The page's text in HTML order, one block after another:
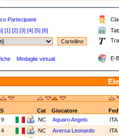
Partecipanti
[1] [2] [3] [4] [5] [6]
Medaglie virtuali E-
S Cat Giocatore
Fed
9
NC Aquaro Angelo
ITA
4
NC Aversa Leonardo
ITA